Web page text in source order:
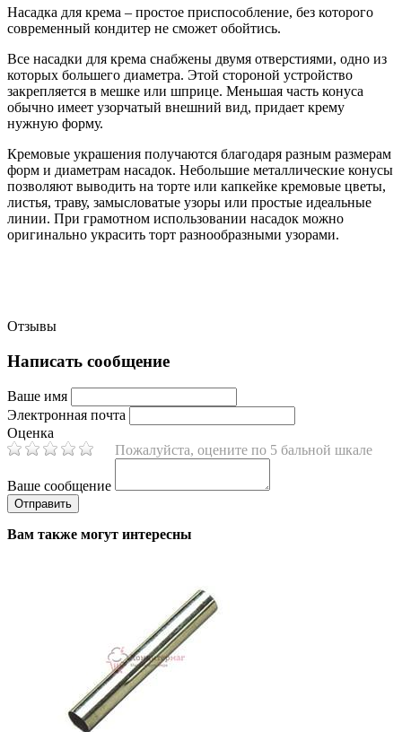
Насадка для крема – простое приспособление, без которого
современный кондитер не сможет обойтись.
Все насадки для крема снабжены двумя отверстиями, одно из
которых большего диаметра. Этой стороной устройство
закрепляется в мешке или шприце. Меньшая часть конуса
обычно имеет узорчатый внешний вид, придает крему
нужную форму.
Кремовые украшения получаются благодаря разным размерам
форм и диаметрам насадок. Небольшие металлические конусы
позволяют выводить на торте или капкейке кремовые цветы,
листья, траву, замысловатые узоры или простые идеальные
линии. При грамотном использовании насадок можно
оригинально украсить торт разнообразными узорами.
Отзывы
Написать сообщение
Ваше имя
Электронная почта
Оценка
Пожалуйста, оцените по 5 бальной шкале
Ваше сообщение
Вам также могут интересны